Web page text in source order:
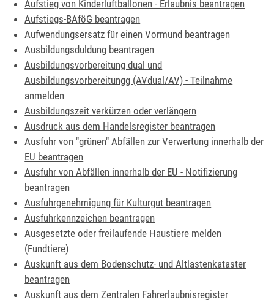
Aufstieg von Kinderluftballonen - Erlaubnis beantragen
Aufstiegs-BAföG beantragen
Aufwendungsersatz für einen Vormund beantragen
Ausbildungsduldung beantragen
Ausbildungsvorbereitung dual und
Ausbildungsvorbereitungg (AVdual/AV) - Teilnahme
anmelden
Ausbildungszeit verkürzen oder verlängern
Ausdruck aus dem Handelsregister beantragen
Ausfuhr von "grünen" Abfällen zur Verwertung innerhalb der
EU beantragen
Ausfuhr von Abfällen innerhalb der EU - Notifizierung
beantragen
Ausfuhrgenehmigung für Kulturgut beantragen
Ausfuhrkennzeichen beantragen
Ausgesetzte oder freilaufende Haustiere melden
(Fundtiere)
Auskunft aus dem Bodenschutz- und Altlastenkataster
beantragen
Auskunft aus dem Zentralen Fahrerlaubnisregister